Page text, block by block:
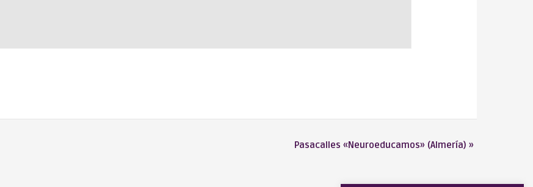
Pasacalles «Neuroeducamos» (Almería) »